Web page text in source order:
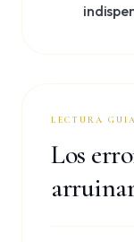
LECTURA
Los